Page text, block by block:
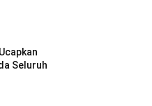
Seluruh